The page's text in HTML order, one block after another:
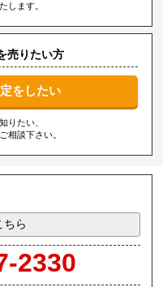
します。
売りたい方
をしたい
りたい、
相談下さい。
ちら
2330